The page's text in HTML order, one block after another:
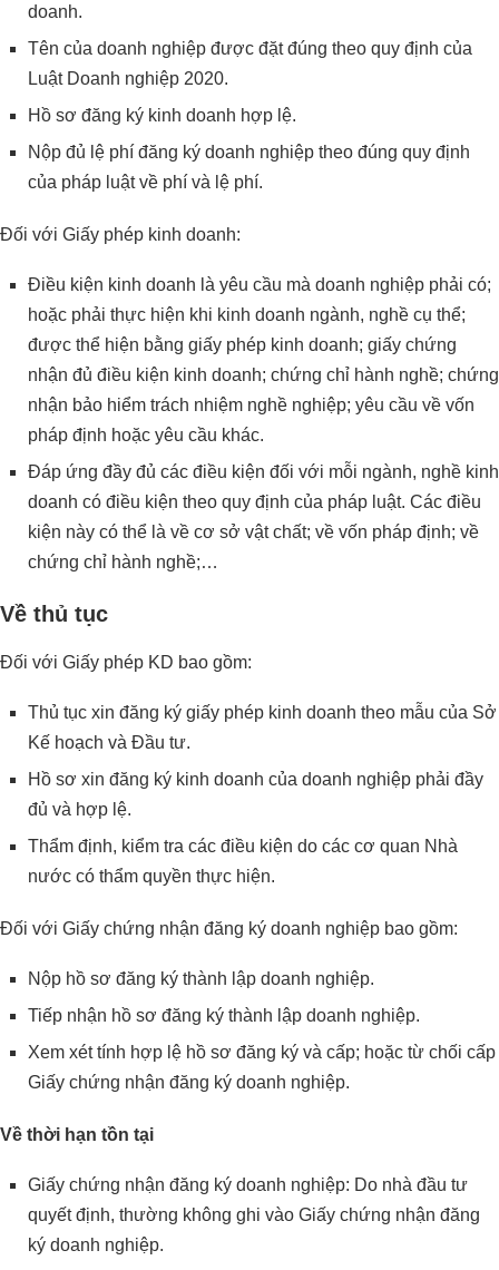
doanh.
Tên của doanh nghiệp được đặt đúng theo quy định của
Luật Doanh nghiệp 2020.
Hồ sơ đăng ký kinh doanh hợp lệ.
Nộp đủ lệ phí đăng ký doanh nghiệp theo đúng quy định
của pháp luật về phí và lệ phí.
Đối với Giấy phép kinh doanh:
Điều kiện kinh doanh là yêu cầu mà doanh nghiệp phải có;
hoặc phải thực hiện khi kinh doanh ngành, nghề cụ thể;
được thể hiện bằng giấy phép kinh doanh; giấy chứng
nhận đủ điều kiện kinh doanh; chứng chỉ hành nghề; chứng
nhận bảo hiểm trách nhiệm nghề nghiệp; yêu cầu về vốn
pháp định hoặc yêu cầu khác.
Đáp ứng đầy đủ các điều kiện đối với mỗi ngành, nghề kinh
doanh có điều kiện theo quy định của pháp luật. Các điều
kiện này có thể là về cơ sở vật chất; về vốn pháp định; về
chứng chỉ hành nghề;…
Về thủ tục
Đối với Giấy phép KD bao gồm:
Thủ tục xin đăng ký giấy phép kinh doanh theo mẫu của Sở
Kế hoạch và Đầu tư.
Hồ sơ xin đăng ký kinh doanh của doanh nghiệp phải đầy
đủ và hợp lệ.
Thẩm định, kiểm tra các điều kiện do các cơ quan Nhà
nước có thẩm quyền thực hiện.
Đối với Giấy chứng nhận đăng ký doanh nghiệp bao gồm:
Nộp hồ sơ đăng ký thành lập doanh nghiệp.
Tiếp nhận hồ sơ đăng ký thành lập doanh nghiệp.
Xem xét tính hợp lệ hồ sơ đăng ký và cấp; hoặc từ chối cấp
Giấy chứng nhận đăng ký doanh nghiệp.
Về thời hạn tồn tại
Giấy chứng nhận đăng ký doanh nghiệp: Do nhà đầu tư
quyết định, thường không ghi vào Giấy chứng nhận đăng
ký doanh nghiệp.